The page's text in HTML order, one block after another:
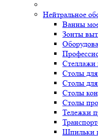
Нейтральное
Ванны
Зонты
Стеллажи
Столы
Столы для
Столы
Столы
Тележки
Шпильки